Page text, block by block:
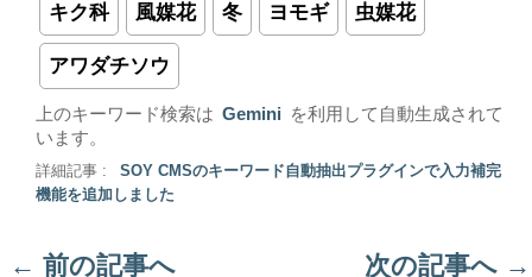
キク科 風媒花 冬 ヨモギ 虫媒花
アワダチソウ
上のキーワード検索は Gemini
を利用して自動生成されて
います。
詳細記事 :
SOY CMSのキーワード自動抽出プラグインで入力補完
機能を追加しました
← 前の記事へ 次の記事へ →